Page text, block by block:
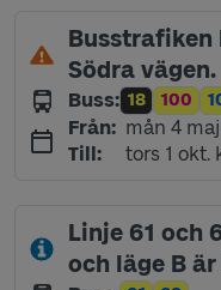
Busstrafiken
Södra vägen.
Buss: Linje
18 Linje
100
Från: måndag 4
mån 4
Till: torsdag 1
tors 1 okt.
Linje 61 och
och läge B